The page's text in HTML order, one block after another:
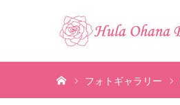
フォトギャラリー